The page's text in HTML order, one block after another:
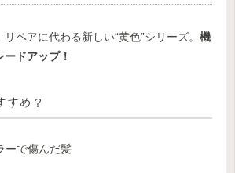
リペアに代わる新しい“黄色”シリーズ。 機
ドアップ！
すめ？
ーで傷んだ髪